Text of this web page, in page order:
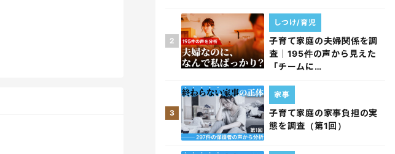
2
子育て家庭の夫婦関係を調
査｜195件の声から見えた
「チームに…
しつけ/育児
3
子育て家庭の家事負担の実
態を調査（第1回）
家事